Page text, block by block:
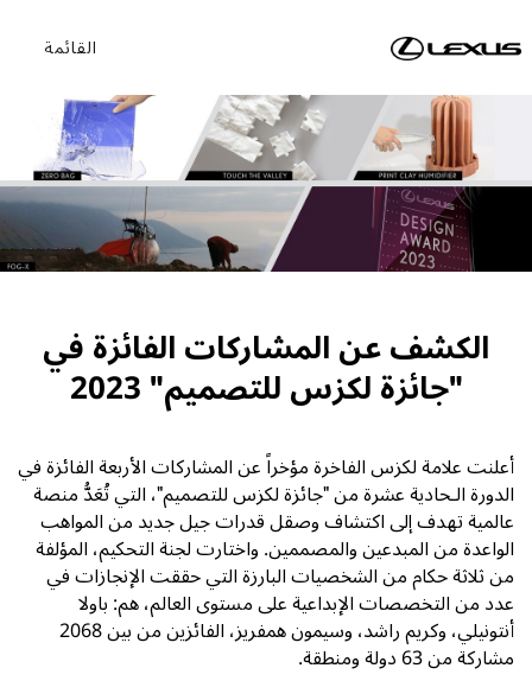
القائمة
الكشف عن المشاركات الفائزة في
"جائزة لكزس للتصميم" 2023
أعلنت علامة لكزس الفاخرة مؤخراً عن المشاركات الأربعة الفائزة في
الدورة الـحادية عشرة من "جائزة لكزس للتصميم"، التي تُعَدُّ منصة
عالمية تهدف إلى اكتشاف وصقل قدرات جيل جديد من المواهب
الواعدة من المبدعين والمصممين. واختارت لجنة التحكيم، المؤلفة
من ثلاثة حكام من الشخصيات البارزة التي حققت الإنجازات في
عدد من التخصصات الإبداعية على مستوى العالم، هم: باولا
أنتونيلي، وكريم راشد، وسيمون همفريز، الفائزين من بين 2068
مشاركة من 63 دولة ومنطقة.